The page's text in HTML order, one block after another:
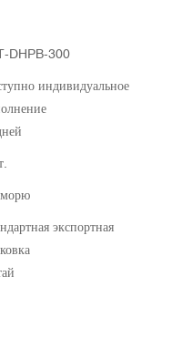
DHPB-300
индивидуальное
экспортная